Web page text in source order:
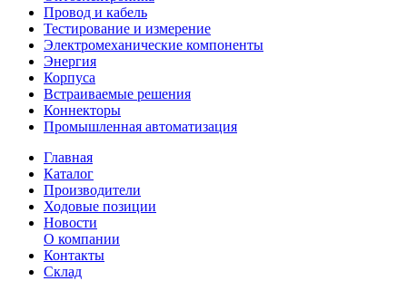
Провод и кабель
Тестирование и измерение
Электромеханические компоненты
Энергия
Корпуса
Встраиваемые решения
Коннекторы
Промышленная автоматизация
Главная
Каталог
Производители
Ходовые позиции
Новости
О компании
Контакты
Склад